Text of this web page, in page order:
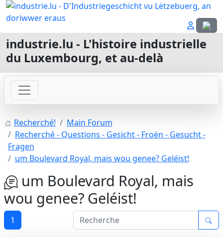
industrie.lu - L'histoire industrielle
du Luxembourg, et au-delà
Recherché!
Main Forum
Recherché - Questions - Gesicht - Froën - Gesucht -
Fragen
um Boulevard Royal, mais wou genee? Geléist!
um Boulevard Royal, mais
wou genee? Geléist!
1